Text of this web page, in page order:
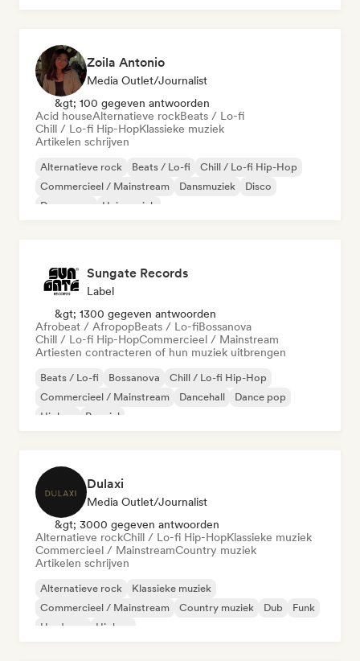
Zoila Antonio
Media Outlet/Journalist
&gt; 100 gegeven antwoorden
Acid houseAlternatieve rockBeats / Lo-fi
Chill / Lo-fi Hip-HopKlassieke muziek
Artikelen schrijven
Alternatieve rock Beats / Lo-fi
Chill / Lo-fi Hip-Hop
Commercieel / Mainstream
Dansmuziek
Disco
Droompop
Huismuziek
Sungate Records
Label
&gt; 1300 gegeven antwoorden
Afrobeat / AfropopBeats / Lo-fiBossanova
Chill / Lo-fi Hip-HopCommercieel / Mainstream
Artiesten contracteren of hun muziek uitbrengen
Beats / Lo-fi Bossanova
Chill / Lo-fi Hip-Hop
Commercieel / Mainstream
Dancehall
Dance pop
Hiphop
Popziel
Dulaxi
Media Outlet/Journalist
&gt; 3000 gegeven antwoorden
Alternatieve rockChill / Lo-fi Hip-HopKlassieke muziek
Commercieel / MainstreamCountry muziek
Artikelen schrijven
Alternatieve rock
Klassieke muziek
Commercieel / Mainstream
Country muziek Dub
Funk
Hardcore
Hiphop